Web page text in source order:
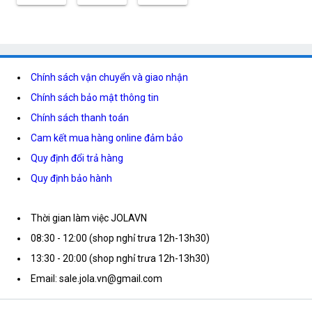
Chính sách vận chuyển và giao nhận
Chính sách bảo mật thông tin
Chính sách thanh toán
Cam kết mua hàng online đảm bảo
Quy định đổi trả hàng
Quy định bảo hành
Thời gian làm việc JOLAVN
08:30 - 12:00 (shop nghỉ trưa 12h-13h30)
13:30 - 20:00 (shop nghỉ trưa 12h-13h30)
Email: sale.jola.vn@gmail.com